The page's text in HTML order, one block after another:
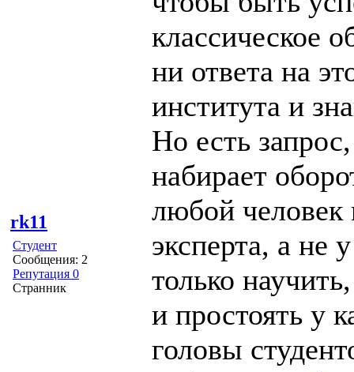
rk11
Студент
Сообщения: 2
Репутация 0
Странник
классическое
ни ответа на
института и
Но есть
набирает
любой человек
эксперта, а не
только
и простоять у
головы